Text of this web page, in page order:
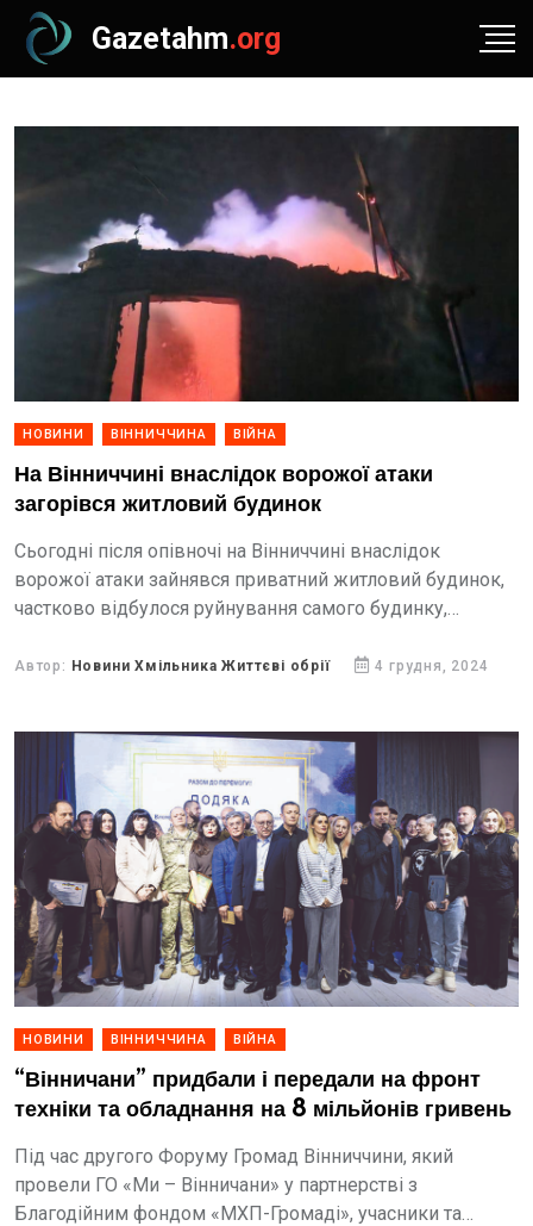
Gazetahm.org
НОВИНИ ВІННИЧЧИНА ВІЙНА
На Вінниччині внаслідок ворожої атаки
загорівся житловий будинок
Сьогодні після опівночі на Вінниччині внаслідок
ворожої атаки зайнявся приватний житловий будинок,
частково відбулося руйнування самого будинку,
Автор: Новини Хмільника Життєві обрії 4 грудня, 2024
НОВИНИ ВІННИЧЧИНА ВІЙНА
“Вінничани” придбали і передали на фронт
техніки та обладнання на 8 мільйонів гривень
Під час другого Форуму Громад Вінниччини, який
провели ГО «Ми – Вінничани» у партнерстві з
Благодійним фондом «МХП-Громаді», учасники та